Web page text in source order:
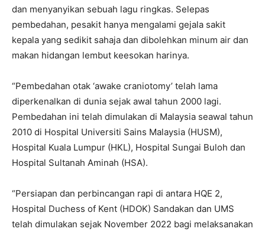
dan menyanyikan sebuah lagu ringkas. Selepas
pembedahan, pesakit hanya mengalami gejala sakit
kepala yang sedikit sahaja dan dibolehkan minum air dan
makan hidangan lembut keesokan harinya.
“Pembedahan otak ‘awake craniotomy’ telah lama
diperkenalkan di dunia sejak awal tahun 2000 lagi.
Pembedahan ini telah dimulakan di Malaysia seawal tahun
2010 di Hospital Universiti Sains Malaysia (HUSM),
Hospital Kuala Lumpur (HKL), Hospital Sungai Buloh dan
Hospital Sultanah Aminah (HSA).
“Persiapan dan perbincangan rapi di antara HQE 2,
Hospital Duchess of Kent (HDOK) Sandakan dan UMS
telah dimulakan sejak November 2022 bagi melaksanakan